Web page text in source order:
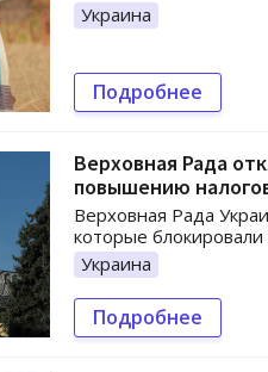
Украина
Подробнее
Верховная Рада
повышению
Верховная Рада
которые
Украина
Подробнее